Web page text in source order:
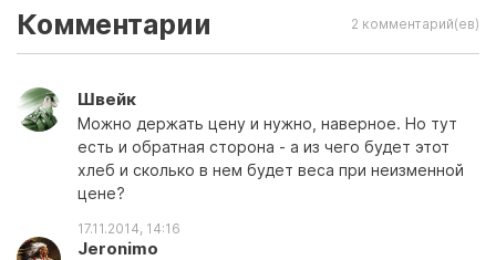
Комментарии 2 комментарий(ев)
Швейк
Можно держать цену и нужно, наверное. Но тут
есть и обратная сторона - а из чего будет этот
хлеб и сколько в нем будет веса при неизменной
цене?
17.11.2014, 14:16
Jeronimo